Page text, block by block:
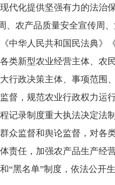
代化提供坚强有力的法
、农产品质量安全宣传
中华人民共和国民法典
类新型农业经营主体、
行政决策主体、事项范
督，规范农业行政权力
记录制度重大执法决定
众监督和舆论监督，对
责任，加强农产品生产
黑名单”制度，依法公开